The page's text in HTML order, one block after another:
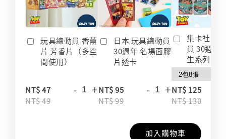
玩具總動員 香薰
片 芳香片（多空
間使用）
NT$ 47
NT$ 49
- +
日本 玩具總動員
30週年 名場面膠
片透卡
NT$ 95
NT$ 99
- +
集卡社 玩
員 30週年
生系列 收
NT$ 125
NT$ 130
加入購物車